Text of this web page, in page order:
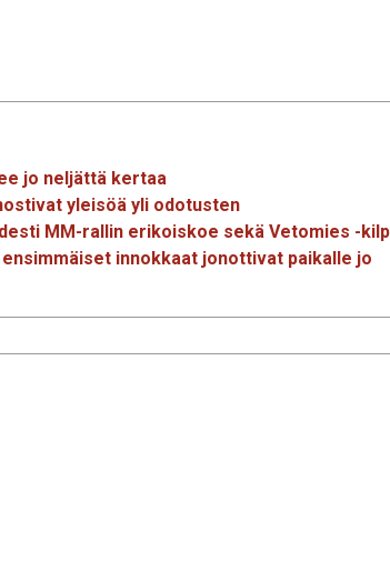
jo neljättä kertaa
yleisöä yli odotusten
MM-rallin erikoiskoe sekä Vetomies -
innokkaat jonottivat paikalle jo